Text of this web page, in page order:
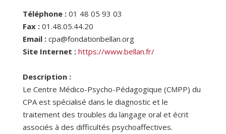
Téléphone : 01 48 05 93 03
Fax : 01.48.05.44.20
Email : cpa@fondationbellan.org
Site Internet : https://www.bellan.fr/
Description :
Le Centre Médico-Psycho-Pédagogique (CMPP) du
CPA est spécialisé dans le diagnostic et le
traitement des troubles du langage oral et écrit
associés à des difficultés psychoaffectives.